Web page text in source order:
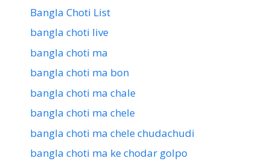
Bangla Choti List
bangla choti live
bangla choti ma
bangla choti ma bon
bangla choti ma chale
bangla choti ma chele
bangla choti ma chele chudachudi
bangla choti ma ke chodar golpo